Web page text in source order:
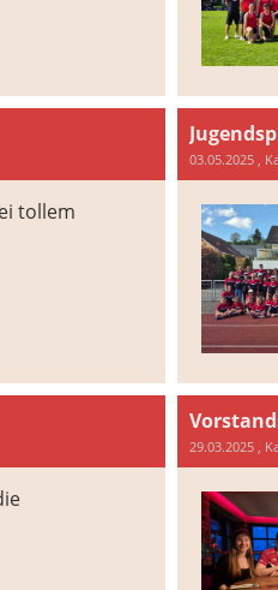
tollem
03.05.2025,
29.03.2025,